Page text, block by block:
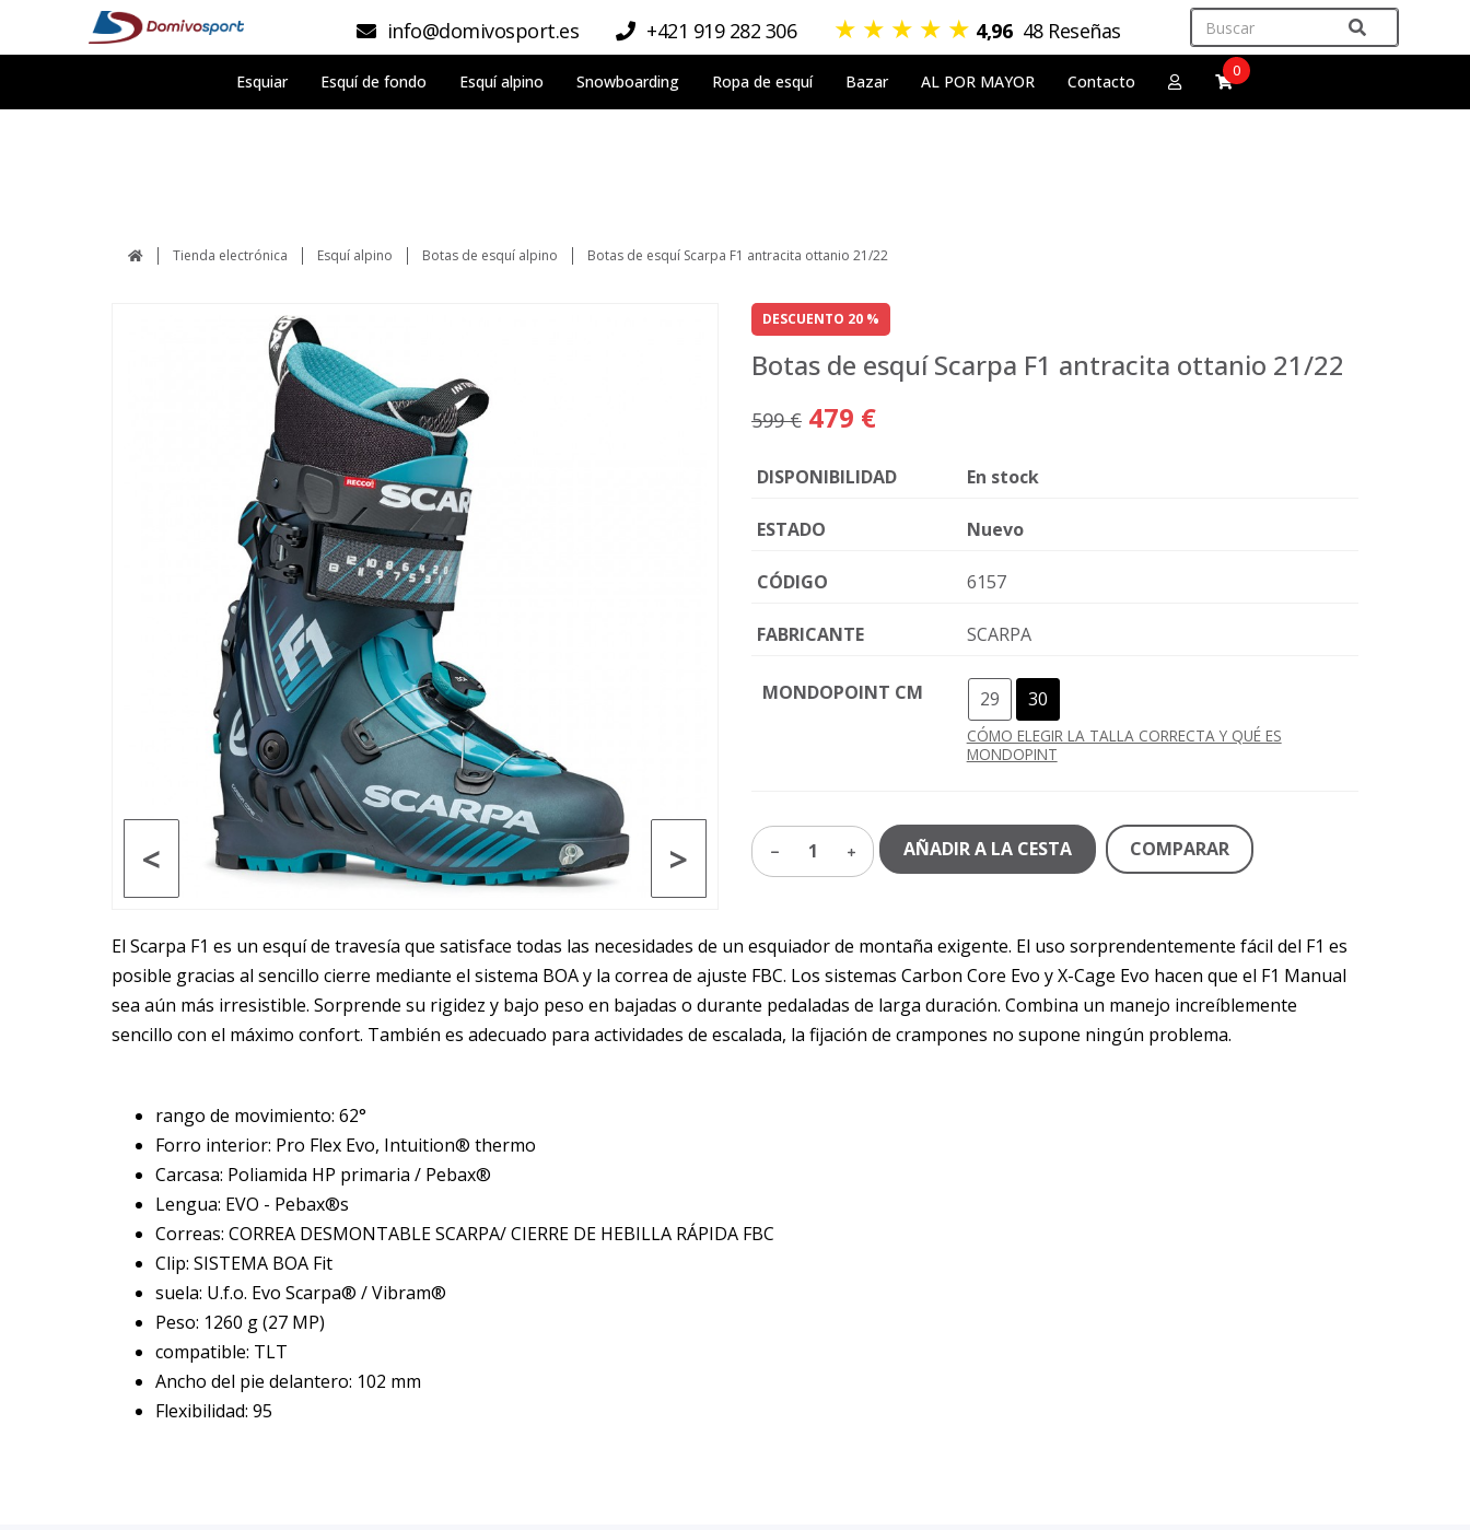
info@domivosport.es +421 919 282 306 ★ ★ ★ ★ ★ 4,96 48 Reseñas
Esquiar Esquí de fondo Esquí alpino Snowboarding Ropa de esquí Bazar AL POR MAYOR Contacto
0
Tienda electrónica Esquí alpino Botas de esquí alpino Botas de esquí Scarpa F1 antracita ottanio 21/22
>
<
DESCUENTO 20 %
Botas de esquí Scarpa F1 antracita ottanio 21/22
599 € 479 €
DISPONIBILIDAD En stock
ESTADO Nuevo
CÓDIGO 6157
FABRICANTE SCARPA
MONDOPOINT CM 29 30
CÓMO ELEGIR LA TALLA CORRECTA Y QUÉ ES
MONDOPINT
1 AÑADIR A LA CESTA COMPARAR
El Scarpa F1 es un esquí de travesía que satisface todas las necesidades de un esquiador de montaña exigente. El uso sorprendentemente fácil del F1 es
posible gracias al sencillo cierre mediante el sistema BOA y la correa de ajuste FBC. Los sistemas Carbon Core Evo y X-Cage Evo hacen que el F1 Manual
sea aún más irresistible. Sorprende su rigidez y bajo peso en bajadas o durante pedaladas de larga duración. Combina un manejo increíblemente
sencillo con el máximo confort. También es adecuado para actividades de escalada, la fijación de crampones no supone ningún problema.
rango de movimiento: 62°
Forro interior: Pro Flex Evo, Intuition® thermo
Carcasa: Poliamida HP primaria / Pebax®
Lengua: EVO - Pebax®s
Correas: CORREA DESMONTABLE SCARPA/ CIERRE DE HEBILLA RÁPIDA FBC
Clip: SISTEMA BOA Fit
suela: U.f.o. Evo Scarpa® / Vibram®
Peso: 1260 g (27 MP)
compatible: TLT
Ancho del pie delantero: 102 mm
Flexibilidad: 95